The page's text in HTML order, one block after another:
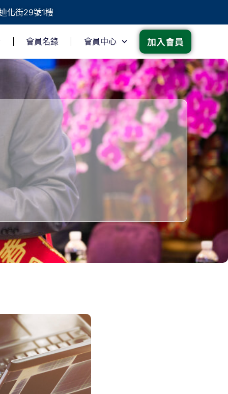
化街29號1樓
會員名錄 會員中心 加入會員